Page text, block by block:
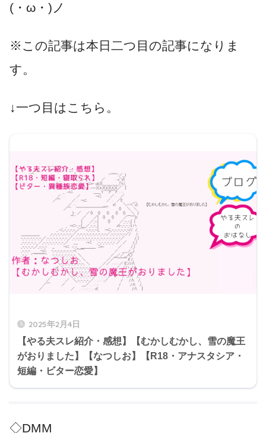
(・ω・)ノ
※この記事は本日二つ目の記事になりま
す。
↓一つ目はこちら。
2025年2月4日
【やる夫スレ紹介・感想】【むかしむかし、雪の魔王
がおりました】【なつしお】【R18・アナスタシア・
短編・ビター恋愛】
◇DMM